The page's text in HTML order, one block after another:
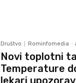
Društvo Rominfomedia -
Novi toplotni
Temperature
lekari